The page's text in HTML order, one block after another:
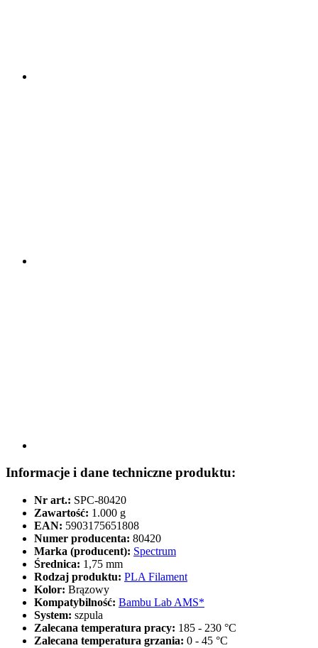
Informacje i dane techniczne produktu:
Nr art.: SPC-80420
Zawartość: 1.000 g
EAN: 5903175651808
Numer producenta: 80420
Marka (producent): Spectrum
Średnica: 1,75 mm
Rodzaj produktu: PLA Filament
Kolor: Brązowy
Kompatybilność: Bambu Lab AMS*
System: szpula
Zalecana temperatura pracy: 185 - 230 °C
Zalecana temperatura grzania: 0 - 45 °C